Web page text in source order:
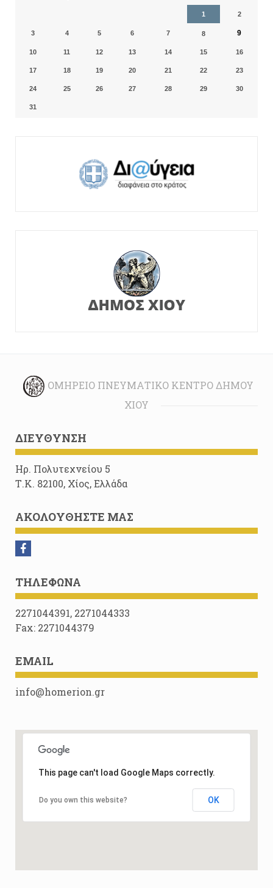
1 2
3 4 5 6 7 8 9
10 11 12 13 14 15 16
17 18 19 20 21 22 23
24 25 26 27 28 29 30
31
ΟΜΉΡΕΙΟ ΠΝΕΥΜΑΤΙΚΌ ΚΈΝΤΡΟ ΔΉΜΟΥ
ΧΊΟΥ
ΔΙΕΎΘΥΝΣΗ
Ηρ. Πολυτεχνείου 5
Τ.Κ. 82100, Χίος, Ελλάδα
ΑΚΟΛΟΥΘΉΣΤΕ ΜΑΣ
ΤΗΛΈΦΩΝΑ
2271044391, 2271044333
Fax: 2271044379
EMAIL
info@homerion.gr
This page can't load Google Maps correctly.
Do you own this website? OK